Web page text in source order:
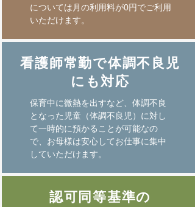
については月の利用料が0円でご利用
いただけます。
看護師常勤で体調不良児
にも対応
保育中に微熱を出すなど、体調不良
となった児童（体調不良児）に対し
て一時的に預かることが可能なの
で、お母様は安心してお仕事に集中
していただけます。
認可同等基準の